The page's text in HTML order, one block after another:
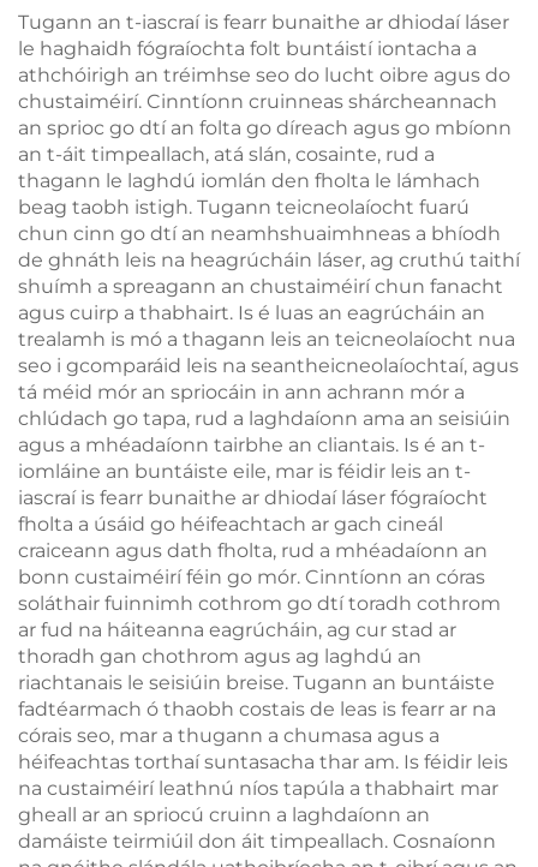
do úsáid cliniciúil
leanúnach gan
teagmháil
(EMS)
Tugann an t-iascraí is fearr bunaithe ar dhiodaí láser
le haghaidh fógraíochta folt buntáistí iontacha a
athchóirigh an tréimhse seo do lucht oibre agus do
chustaiméirí. Cinntíonn cruinneas shárcheannach
an sprioc go dtí an folta go díreach agus go mbíonn
an t-áit timpeallach, atá slán, cosainte, rud a
thagann le laghdú iomlán den fholta le lámhach
beag taobh istigh. Tugann teicneolaíocht fuarú
chun cinn go dtí an neamhshuaimhneas a bhíodh
de ghnáth leis na heagrúcháin láser, ag cruthú taithí
shuímh a spreagann an chustaiméirí chun fanacht
agus cuirp a thabhairt. Is é luas an eagrúcháin an
trealamh is mó a thagann leis an teicneolaíocht nua
seo i gcomparáid leis na seantheicneolaíochtaí, agus
tá méid mór an spriocáin in ann achrann mór a
chlúdach go tapa, rud a laghdaíonn ama an seisiúin
agus a mhéadaíonn tairbhe an cliantais. Is é an t-
iomláine an buntáiste eile, mar is féidir leis an t-
iascraí is fearr bunaithe ar dhiodaí láser fógraíocht
fholta a úsáid go héifeachtach ar gach cineál
craiceann agus dath fholta, rud a mhéadaíonn an
bonn custaiméirí féin go mór. Cinntíonn an córas
soláthair fuinnimh cothrom go dtí toradh cothrom
ar fud na háiteanna eagrúcháin, ag cur stad ar
thoradh gan chothrom agus ag laghdú an
riachtanais le seisiúin breise. Tugann an buntáiste
fadtéarmach ó thaobh costais de leas is fearr ar na
córais seo, mar a thugann a chumasa agus a
héifeachtas torthaí suntasacha thar am. Is féidir leis
na custaiméirí leathnú níos tapúla a thabhairt mar
gheall ar an spriocú cruinn a laghdaíonn an
damáiste teirmiúil don áit timpeallach. Cosnaíonn